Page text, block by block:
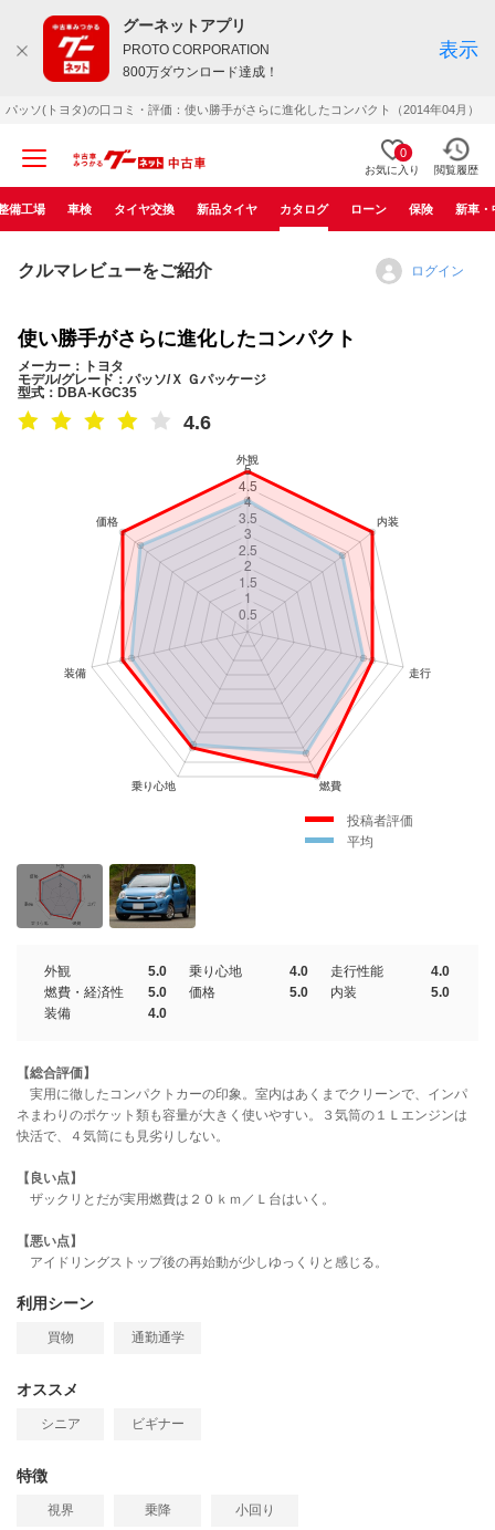
グーネットアプリ
PROTO CORPORATION
800万ダウンロード達成！
表示
パッソ(トヨタ)の口コミ・評価：使い勝手がさらに進化したコンパクト（2014年04月）
0
お気に入り 閲覧履歴
備工場 車検 タイヤ交換 新品タイヤ カタログ ローン 保険 新車・
クルマレビューをご紹介 ログイン
使い勝手がさらに進化したコンパクト
メーカー：トヨタ
モデル/グレード：パッソ/Ｘ Ｇパッケージ
型式：DBA-KGC35
4.6
投稿者評価
平均
外観 5.0 乗り心地 4.0 走行性能
4.0
燃費・経済性
5.0 価格 5.0 内装
5.0
装備
4.0
【総合評価】
実用に徹したコンパクトカーの印象。室内はあくまでクリーンで、インパ
ネまわりのポケット類も容量が大きく使いやすい。３気筒の１Ｌエンジンは
快活で、４気筒にも見劣りしない。
【良い点】
ザックリとだが実用燃費は２０ｋｍ／Ｌ台はいく。
【悪い点】
アイドリングストップ後の再始動が少しゆっくりと感じる。
利用シーン
買物 通勤通学
オススメ
シニア ビギナー
特徴
視界 乗降 小回り